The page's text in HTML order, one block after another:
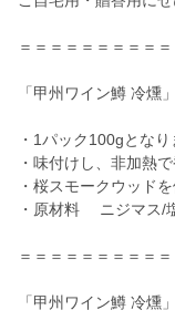
＝＝＝＝＝＝＝＝＝
「甲州ワイン鱒 冷燻
・1パック100gとなり
・味付けし、非加熱
・桜スモークウッド
・原材料 ニジマス/
＝＝＝＝＝＝＝＝＝
「甲州ワイン鱒 冷燻